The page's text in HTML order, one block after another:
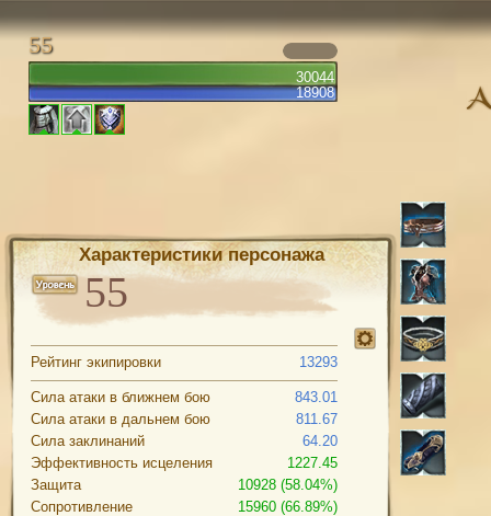
30044
18908
55
Характеристики персонажа
Рейтинг экипировки 13293
Сила атаки в ближнем бою
843.01
Сила атаки в дальнем бою
811.67
Сила заклинаний
64.20
Эффективность исцеления
1227.45
Защита
10928 (58.04%)
Сопротивление
15960 (66.89%)